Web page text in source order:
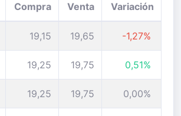
Compra Venta Variación
19,15 19,65 -1,27%
19,25 19,75 0,51%
19,25 19,75 0,00%